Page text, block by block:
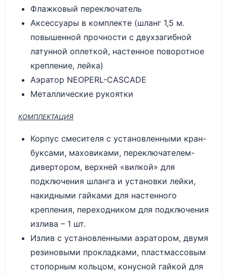
Флажковый переключатель
Аксессуары в комплекте (шланг 1,5 м.
повышенной прочности с двухзагибной
латунной оплеткой, настенное поворотное
крепление, лейка)
Аэратор NEOPERL-CASCADE
Металлические рукоятки
КОМПЛЕКТАЦИЯ
Корпус смесителя с установленными кран-
буксами, маховиками, переключателем-
дивертором, верхней «вилкой» для
подключения шланга и установки лейки,
накидными гайками для настенного
крепления, переходником для подключения
излива – 1 шт.
Излив с установленными аэратором, двумя
резиновыми прокладками, пластмассовым
стопорным кольцом, конусной гайкой для